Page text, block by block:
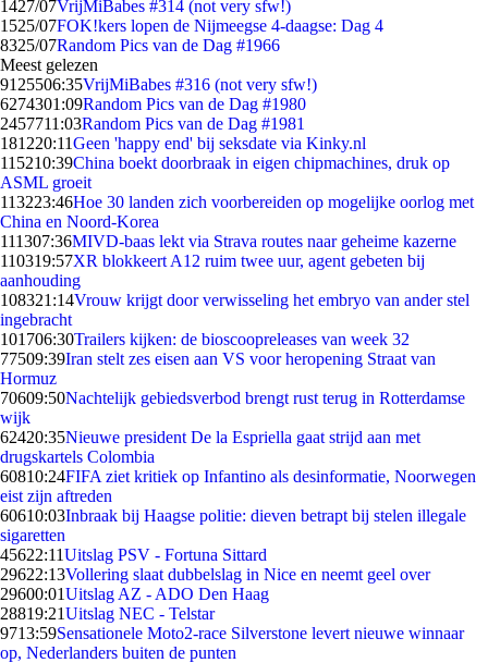
1427/07VrijMiBabes #314 (not very sfw!)
1525/07FOK!kers lopen de Nijmeegse 4-daagse: Dag 4
8325/07Random Pics van de Dag #1966
Meest gelezen
9125506:35VrijMiBabes #316 (not very sfw!)
6274301:09Random Pics van de Dag #1980
2457711:03Random Pics van de Dag #1981
181220:11Geen 'happy end' bij seksdate via Kinky.nl
115210:39China boekt doorbraak in eigen chipmachines, druk op
ASML groeit
113223:46Hoe 30 landen zich voorbereiden op mogelijke oorlog met
China en Noord-Korea
111307:36MIVD-baas lekt via Strava routes naar geheime kazerne
110319:57XR blokkeert A12 ruim twee uur, agent gebeten bij
aanhouding
108321:14Vrouw krijgt door verwisseling het embryo van ander stel
ingebracht
101706:30Trailers kijken: de bioscoopreleases van week 32
77509:39Iran stelt zes eisen aan VS voor heropening Straat van
Hormuz
70609:50Nachtelijk gebiedsverbod brengt rust terug in Rotterdamse
wijk
62420:35Nieuwe president De la Espriella gaat strijd aan met
drugskartels Colombia
60810:24FIFA ziet kritiek op Infantino als desinformatie, Noorwegen
eist zijn aftreden
60610:03Inbraak bij Haagse politie: dieven betrapt bij stelen illegale
sigaretten
45622:11Uitslag PSV - Fortuna Sittard
29622:13Vollering slaat dubbelslag in Nice en neemt geel over
29600:01Uitslag AZ - ADO Den Haag
28819:21Uitslag NEC - Telstar
9713:59Sensationele Moto2-race Silverstone levert nieuwe winnaar
op, Nederlanders buiten de punten